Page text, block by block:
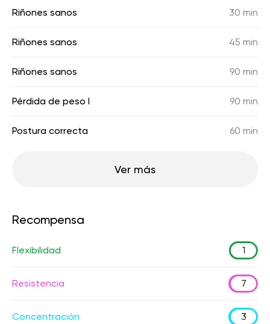
Riñones sanos 30 min
Riñones sanos 45 min
Riñones sanos 90 min
Pérdida de peso I 90 min
Postura correcta 60 min
Ver más
Recompensa
Flexibilidad 1
Resistencia 7
Concentración 3